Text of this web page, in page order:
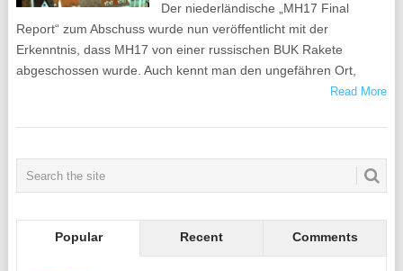
Der niederländische „MH17 Final
Report“ zum Abschuss wurde nun veröffentlicht mit der
Erkenntnis, dass MH17 von einer russischen BUK Rakete
abgeschossen wurde. Auch kennt man den ungefähren Ort,
Read More
Popular Recent Comments